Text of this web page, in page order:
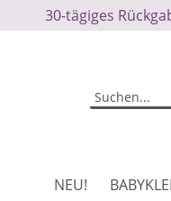
30-tägiges
NEU!